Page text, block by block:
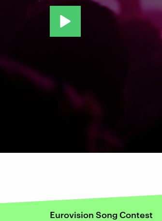
Eurovision Song Contest